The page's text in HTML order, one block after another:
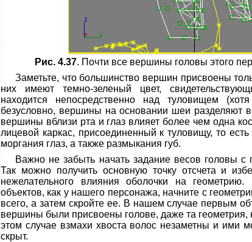
Рис. 4.37. Почти все вершины головы этого
Заметьте, что большинство вершин присвоены
них имеют темно-зеленый цвет,
находится непосредственно над туловищем
безусловно, вершины на основании шеи разделяют
вершины вблизи рта и глаз влияет более чем одна
лицевой каркас, присоединенный к туловищу, то
моргания глаз, а также размыкания губ.
Важно не забыть начать задание весов головы
Так можно получить основную точку отсчета и
нежелательного влияния оболочки на
объектов, как у нашего персонажа, начните с
всего, а затем скройте ее. В нашем случае первым
вершины были присвоены голове, даже та геометрия,
этом случае взмахи хвоста волос незаметны и ими
скрыт.